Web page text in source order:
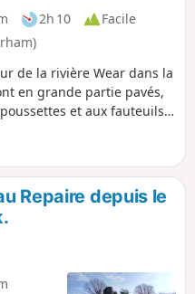
2h 10
Facile
de la rivière Wear dans la
en grande partie pavés,
et aux fauteuils
de vue d'où l'on peut
Repaire depuis le